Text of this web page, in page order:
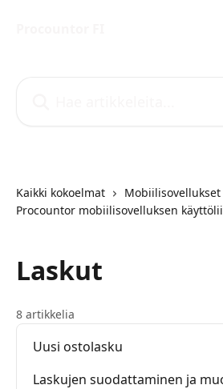
Kaikki kokoelmat
Mobiilisovellukset
Procountor mobiilisovelluksen
Laskut
8 artikkelia
Uusi ostolasku
Laskujen suodattaminen ja